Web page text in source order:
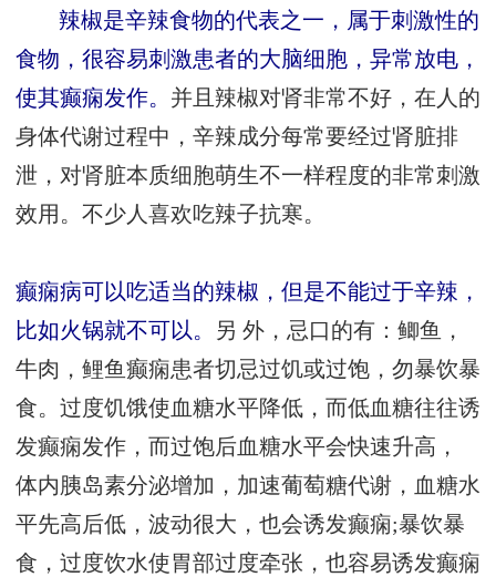
辣椒是辛辣食物的代表之一，属于刺激性的
食物，很容易刺激患者的大脑细胞，异常放电，
使其癫痫发作。 并且辣椒对肾非常不好，在人的
身体代谢过程中，辛辣成分每常要经过肾脏排
泄，对肾脏本质细胞萌生不一样程度的非常刺激
效用。不少人喜欢吃辣子抗寒。
癫痫病可以吃适当的辣椒，但是不能过于辛辣，
比如火锅就不可以。
另 外，忌口的有：鲫鱼，
牛肉，鲤鱼癫痫患者切忌过饥或过饱，勿暴饮暴
食。过度饥饿使血糖水平降低，而低血糖往往诱
发癫痫发作，而过饱后血糖水平会快速升高，
体内胰岛素分泌增加，加速葡萄糖代谢，血糖水
平先高后低，波动很大，也会诱发癫痫;暴饮暴
食，过度饮水使胃部过度牵张，也容易诱发癫痫